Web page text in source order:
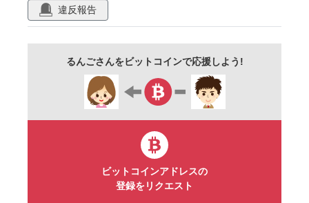
違反報告
るんごさんをビットコインで応援しよう!
ビットコインアドレスの
登録をリクエスト